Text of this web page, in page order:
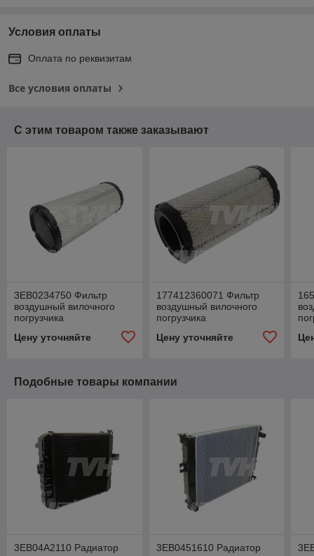
Условия оплаты
Оплата по реквизитам
Все условия оплаты
С этим товаром также заказывают
3EB0234750 Фильтр
воздушный вилочного
погрузчика
Цену уточняйте
177412360071 Фильтр
воздушный вилочного
погрузчика
Цену уточняйте
Подобные товары компании
3EB04A2110 Радиатор
3EB0451610 Радиатор